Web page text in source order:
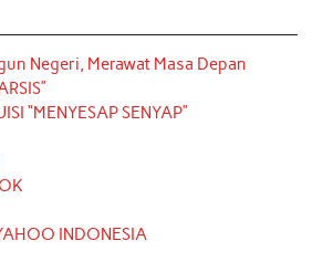
Negeri, Merawat Masa Depan
“MENYESAP SENYAP”
INDONESIA